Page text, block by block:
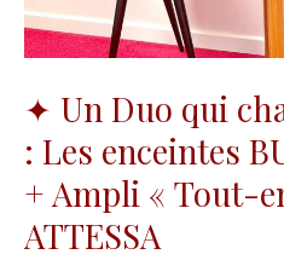
✦ Un Duo qui
: Les enceintes
+ Ampli « Tout-
ATTESSA